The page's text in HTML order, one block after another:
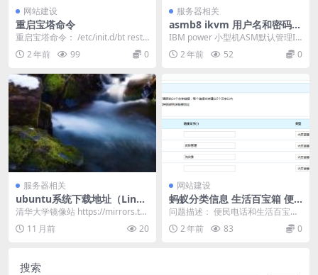
网站建设
重启宝塔命令
重启宝塔命令： /etc/init.d/bt resta
rt
2 年前 99 0
服务器相关
asmb8 ikvm 用户名和密码-A
SM默认管理IP及用户名和密
码
IBM power 小型机ASM默认管理IP
及用户名和密码 HMC...
2 年前 52 0
服务器相关
ubuntu系统下载地址（Linux
下载）
清华大学镜像站 https://mirrors.tu
na.tsinghua.ed...
11 月前 20
网站建设
蚂蚁分类信息 生活百宝箱 便
民电话
问题描述： 便民电话和生活百宝箱
添加内容会出现空白的也删不了 添
加电话 或者链接...
2 年前 83 0
搜索